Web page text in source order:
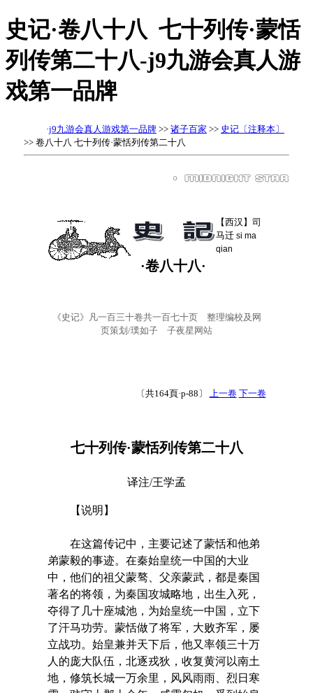
史记·卷八十八 七十列传·蒙恬
列传第二十八-j9九游会真人游
戏第一品牌
·j9九游会真人游戏第一品牌 >> 诸子百家 >> 史记〔注释本〕
>> 卷八十八 七十列传·蒙恬列传第二十八
·卷八十八·
【西汉】司
马迁 si ma
qian
《史记》凡一百三十卷共一百七十页 整理编校及网
页策划/璞如子 子夜星网站
〔共164頁·p-88〕 上一卷 下一卷
七十列传·蒙恬列传第二十八
译注/王学孟
【说明】
在这篇传记中，主要记述了蒙恬和他弟
弟蒙毅的事迹。在秦始皇统一中国的大业
中，他们的祖父蒙骜、父亲蒙武，都是秦国
著名的将领，为秦国攻城略地，出生入死，
夺得了几十座城池，为始皇统一中国，立下
了汗马功劳。蒙恬做了将军，大败齐军，屡
立战功。始皇兼并天下后，他又率领三十万
人的庞大队伍，北逐戎狄，收复黄河以南土
地，修筑长城一万余里，风风雨雨、烈日寒